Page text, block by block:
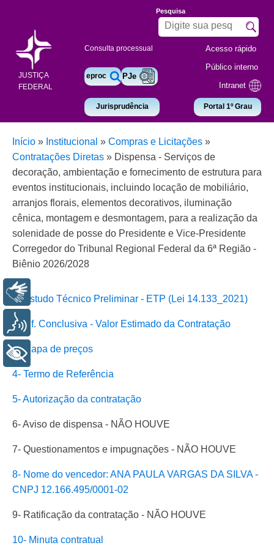
JUSTIÇA
FEDERAL
Consulta processual
eproc PJe
Jurisprudência
Pesquisa
Acesso rápido
Público interno
Intranet
Portal 1º Grau
Início » Institucional » Compras e Licitações »
Contratações Diretas » Dispensa - Serviços de
decoração, ambientação e fornecimento de estrutura para
eventos institucionais, incluindo locação de mobiliário,
arranjos florais, elementos decorativos, iluminação
cênica, montagem e desmontagem, para a realização da
solenidade de posse do Presidente e Vice-Presidente
Corregedor do Tribunal Regional Federal da 6ª Região -
Biênio 2026/2028
1- Estudo Técnico Preliminar - ETP (Lei 14.133_2021)
2- Inf. Conclusiva - Valor Estimado da Contratação
3- Mapa de preços
4- Termo de Referência
5- Autorização da contratação
6- Aviso de dispensa - NÃO HOUVE
7- Questionamentos e impugnações - NÃO HOUVE
8- Nome do vencedor: ANA PAULA VARGAS DA SILVA -
CNPJ 12.166.495/0001-02
9- Ratificação da contratação - NÃO HOUVE
10- Minuta contratual
Libras
Voz
+ Acessibilidade